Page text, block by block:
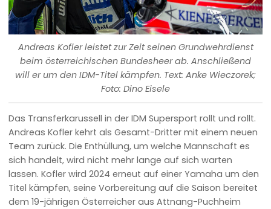
Andreas Kofler leistet zur Zeit seinen Grundwehrdienst
beim österreichischen Bundesheer ab. Anschließend
will er um den IDM-Titel kämpfen. Text: Anke Wieczorek;
Foto: Dino Eisele
Das Transferkarussell in der IDM Supersport rollt und rollt.
Andreas Kofler kehrt als Gesamt-Dritter mit einem neuen
Team zurück. Die Enthüllung, um welche Mannschaft es
sich handelt, wird nicht mehr lange auf sich warten
lassen. Kofler wird 2024 erneut auf einer Yamaha um den
Titel kämpfen, seine Vorbereitung auf die Saison bereitet
dem 19-jährigen Österreicher aus Attnang-Puchheim